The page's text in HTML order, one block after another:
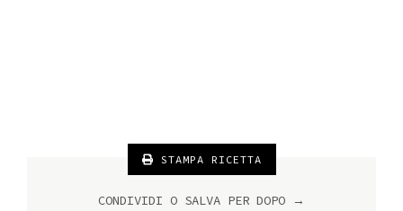
STAMPA RICETTA
CONDIVIDI O SALVA PER DOPO →